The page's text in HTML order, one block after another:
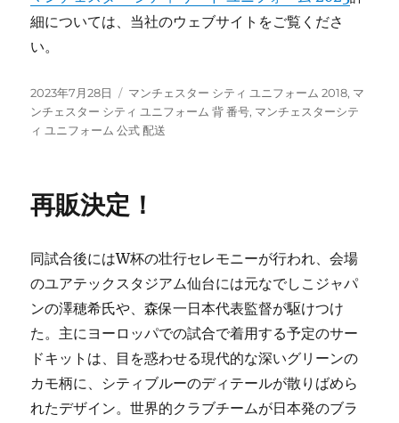
細については、当社のウェブサイトをご覧くださ
い。
投
稿
日:
2023年7月28日
タ
グ
マンチェスター シティ ユニフォーム 2018, マ
ンチェスター シティ ユニフォーム 背 番号, マンチェスターシテ
ィ ユニフォーム 公式 配送
再販決定！
同試合後にはW杯の壮行セレモニーが行われ、会場
のユアテックスタジアム仙台には元なでしこジャパ
ンの澤穂希氏や、森保一日本代表監督が駆けつけ
た。主にヨーロッパでの試合で着用する予定のサー
ドキットは、目を惑わせる現代的な深いグリーンの
カモ柄に、シティブルーのディテールが散りばめら
れたデザイン。世界的クラブチームが日本発のブラ